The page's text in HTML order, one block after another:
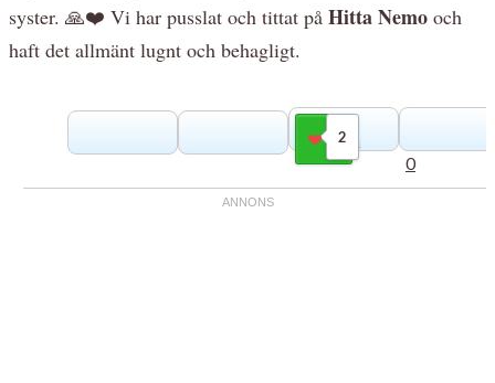
syster. 🙏❤️ Vi har pusslat och tittat på Hitta Nemo och
haft det allmänt lugnt och behagligt.
2
Gilla
0